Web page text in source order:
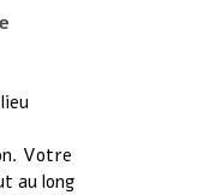
Votre
au long